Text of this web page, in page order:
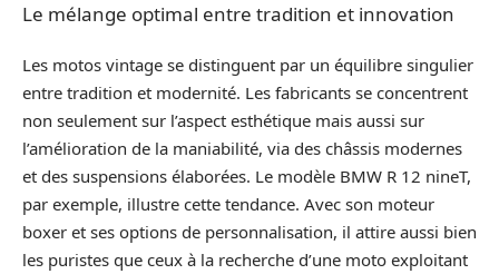
Le mélange optimal entre tradition et innovation
Les motos vintage se distinguent par un équilibre singulier
entre tradition et modernité. Les fabricants se concentrent
non seulement sur l’aspect esthétique mais aussi sur
l’amélioration de la maniabilité, via des châssis modernes
et des suspensions élaborées. Le modèle BMW R 12 nineT,
par exemple, illustre cette tendance. Avec son moteur
boxer et ses options de personnalisation, il attire aussi bien
les puristes que ceux à la recherche d’une moto exploitant